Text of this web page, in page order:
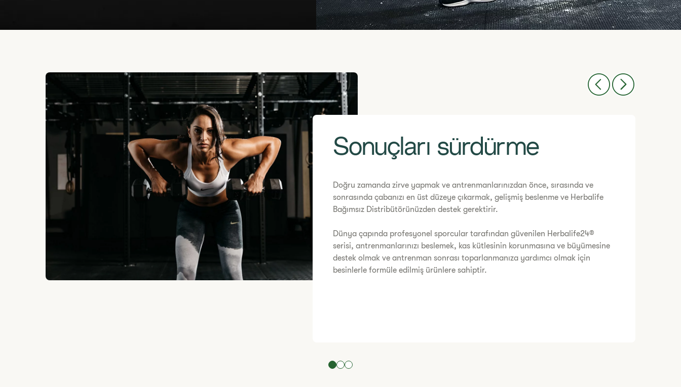
Sonuçları sürdürme
Doğru zamanda zirve yapmak ve antrenmanlarınızdan önce, sırasında ve
sonrasında çabanızı en üst düzeye çıkarmak, gelişmiş beslenme ve Herbalife
Bağımsız Distribütörünüzden destek gerektirir.
Dünya çapında profesyonel sporcular tarafından güvenilen Herbalife24®
serisi, antrenmanlarınızı beslemek, kas kütlesinin korunmasına ve büyümesine
destek olmak ve antrenman sonrası toparlanmanıza yardımcı olmak için
besinlerle formüle edilmiş ürünlere sahiptir.